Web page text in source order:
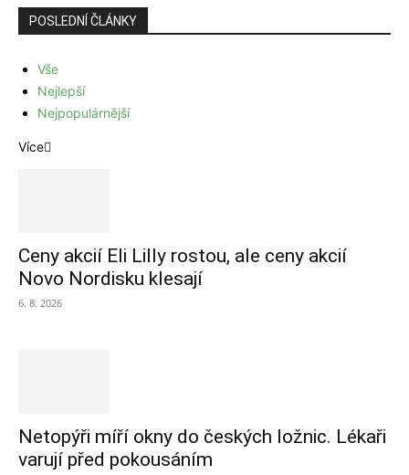
POSLEDNÍ ČLÁNKY
Vše
Nejlepší
Nejpopulárnější
Více
Ceny akcií Eli Lilly rostou, ale ceny akcií
Novo Nordisku klesají
6. 8. 2026
Netopýři míří okny do českých ložnic. Lékaři
varují před pokousáním